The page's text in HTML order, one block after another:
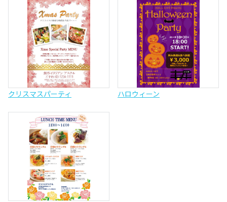
クリスマスパーティ ハロウィーン